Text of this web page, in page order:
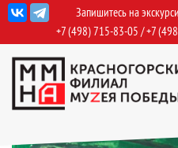
Перейти
к
содержимому
Запишитесь на
+7 (498) 715-83-05 /+7